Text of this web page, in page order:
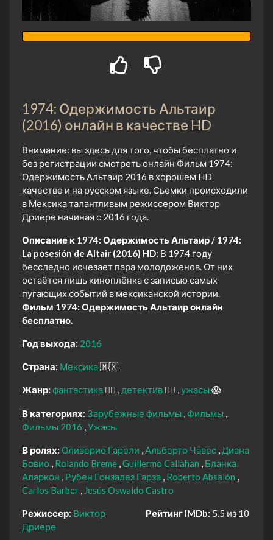
1974: Одержимость Альтаир
(2016) онлайн в качестве HD
Внимание: вы здесь для того, чтобы бесплатно и
без регистрации смотреть онлайн Фильм 1974:
Одержимость Альтаир 2016 в хорошем HD
качестве и на русском языке. Сьемки происходили
в Мексика талантливым режиссером Виктор
Дриере начиная с 2016 года.
Описание к 1974: Одержимость Альтаир / 1974:
La posesión de Altair (2016) HD: В 1974 году
бесследно исчезает пара молодоженов. От них
остаётся лишь киноплёнка с записью самых
пугающих событий в мексиканской истории.
Фильм 1974: Одержимость Альтаир онлайн
бесплатно.
Год выхода: 2016
Страна: Мексика🇲🇽
Жанр: фантастика 🧙‍♀️ детектив 🕵️‍♂️ ужасы 😱
В категориях: Зарубежные фильмы
Фильмы
Фильмы 2016 Ужасы
В ролях: Оливерио Гарели Альберто Чавес Диана
Бовио
Rolando Breme Guillermo Callahan
Бланка
Аларкон
Рубен Гонзалез Гарза Roberto Absalón
Carlos Barber
Jesús Oswaldo Castro
Режиссер: Виктор
Дриере
Рейтинг IMDb: 5.5 из 10